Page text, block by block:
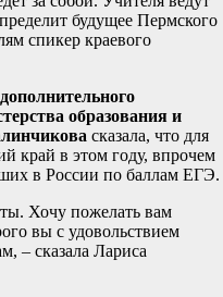
будущее Пермского
спикер краевого
образования и
сказала, что для
край в этом году, впрочем
в России по баллам ЕГЭ.
Хочу пожелать вам
вы с удовольствием
– сказала Лариса